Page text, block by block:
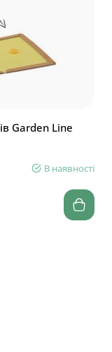
Garden Line
В наявності